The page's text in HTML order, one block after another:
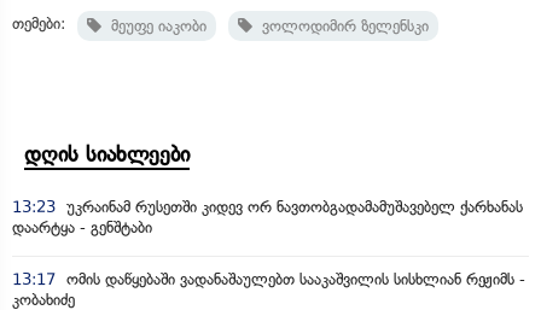
თემები: მეუფე იაკობი ვოლოდიმირ ზელენსკი
დღის სიახლეები
13:23 უკრაინამ რუსეთში კიდევ ორ ნავთობგადამამუშავებელ ქარხანას
დაარტყა - გენშტაბი
13:17 ომის დაწყებაში ვადანაშაულებთ სააკაშვილის სისხლიან რეჟიმს -
კობახიძე